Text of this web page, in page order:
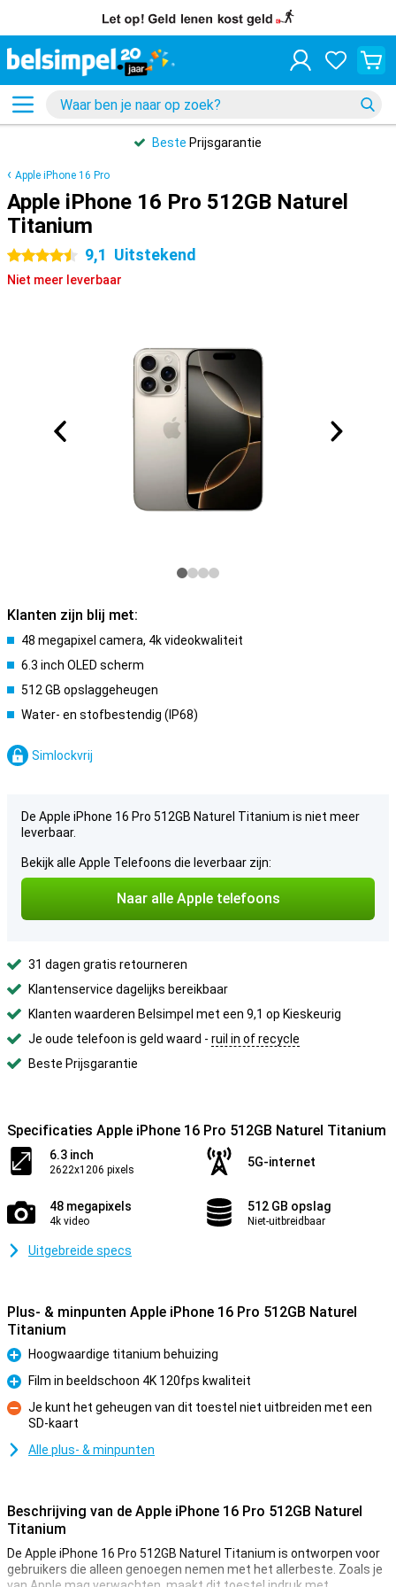
Beste Prijsgarantie
Apple iPhone 16 Pro
Apple iPhone 16 Pro 512GB Naturel
Titanium
4.5 sterren 9,1 Uitstekend
Niet meer leverbaar
Klanten zijn blij met:
48 megapixel camera, 4k videokwaliteit
6.3 inch OLED scherm
512 GB opslaggeheugen
Water- en stofbestendig (IP68)
Simlockvrij
De Apple iPhone 16 Pro 512GB Naturel Titanium is niet meer
leverbaar.
Bekijk alle Apple Telefoons die leverbaar zijn:
Naar alle Apple telefoons
31 dagen gratis retourneren
Klantenservice dagelijks bereikbaar
Klanten waarderen Belsimpel met een 9,1 op Kieskeurig
Je oude telefoon is geld waard - ruil in of recycle
Beste Prijsgarantie
Specificaties Apple iPhone 16 Pro 512GB Naturel Titanium
6.3 inch
2622x1206 pixels
5G-internet
48 megapixels
4k video
512 GB opslag
Niet-uitbreidbaar
Uitgebreide specs
Plus- & minpunten Apple iPhone 16 Pro 512GB Naturel
Titanium
Pluspunt
Hoogwaardige titanium behuizing
Pluspunt
Film in beeldschoon 4K 120fps kwaliteit
Minpunt
Je kunt het geheugen van dit toestel niet uitbreiden met een
SD-kaart
Alle plus- & minpunten
Beschrijving van de Apple iPhone 16 Pro 512GB Naturel
Titanium
De Apple iPhone 16 Pro 512GB Naturel Titanium is ontworpen voor
gebruikers die alleen genoegen nemen met het allerbeste. Zoals je